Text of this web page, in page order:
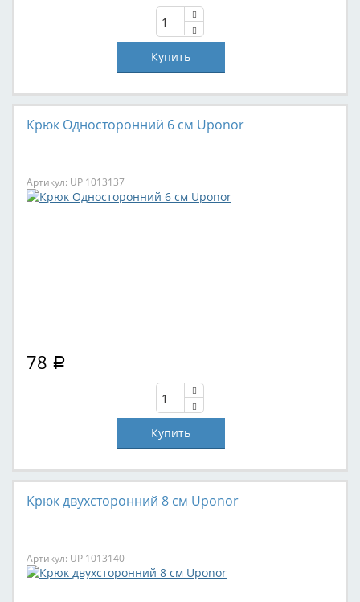
Крюк Односторонний 6 см Uponor
Артикул: UP 1013137
78 Р
Крюк двухсторонний 8 см Uponor
Артикул: UP 1013140